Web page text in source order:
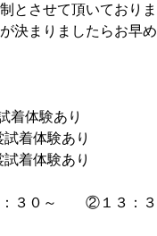
とさせて頂いておりま
決まりましたらお早
着体験あり
着体験あり
着体験あり
：３０～ ②１３：